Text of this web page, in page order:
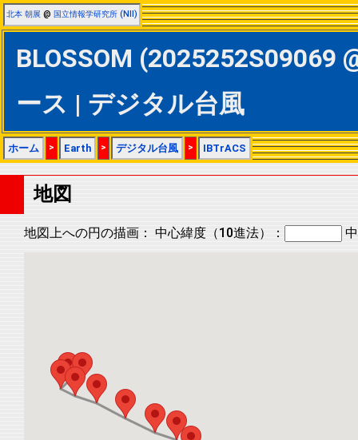
北本 朝展 @ 国立情報学研究所 (NII)
BLOSSOM (2025252S09069
ース | デジタル台風
ホーム > Earth > デジタル台風 > IBTrACS
地図
地図上への円の描画： 中心緯度（10進法）：